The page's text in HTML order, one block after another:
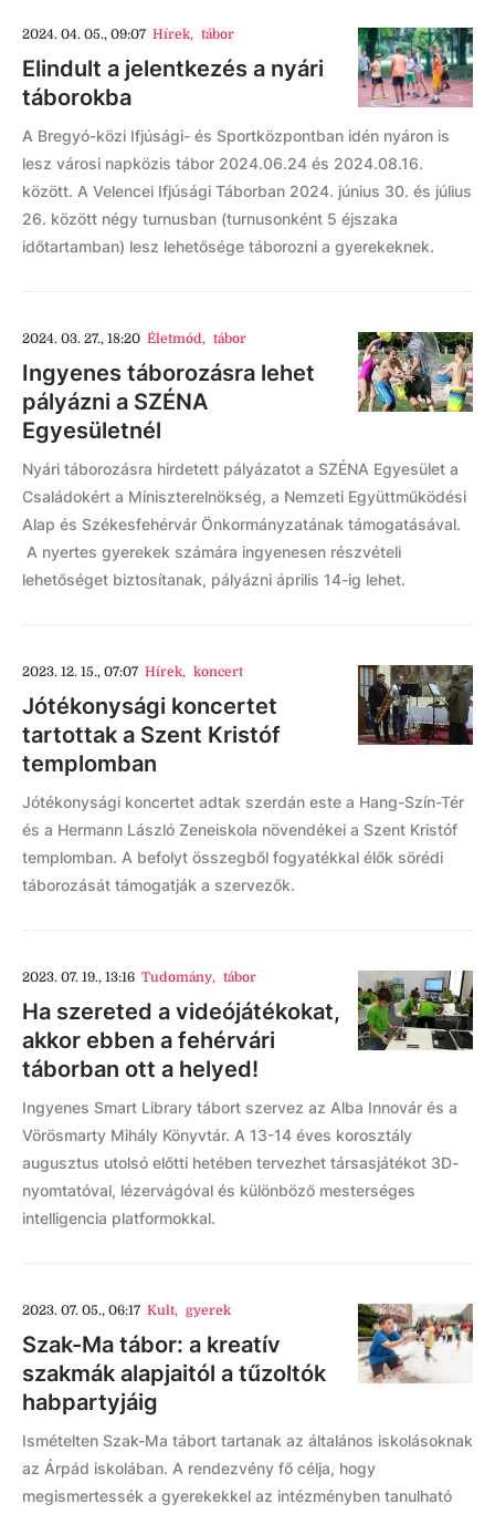
2024. 04. 05., 09:07 Hírek, tábor
Elindult a jelentkezés a nyári
táborokba
A Bregyó-közi Ifjúsági- és Sportközpontban idén nyáron is
lesz városi napközis tábor 2024.06.24 és 2024.08.16.
között. A Velencei Ifjúsági Táborban 2024. június 30. és július
26. között négy turnusban (turnusonként 5 éjszaka
időtartamban) lesz lehetősége táborozni a gyerekeknek.
2024. 03. 27., 18:20 Életmód, tábor
Ingyenes táborozásra lehet
pályázni a SZÉNA
Egyesületnél
Nyári táborozásra hirdetett pályázatot a SZÉNA Egyesület a
Családokért a Miniszterelnökség, a Nemzeti Együttműködési
Alap és Székesfehérvár Önkormányzatának támogatásával.
A nyertes gyerekek számára ingyenesen részvételi
lehetőséget biztosítanak, pályázni április 14-ig lehet.
2023. 12. 15., 07:07 Hírek, koncert
Jótékonysági koncertet
tartottak a Szent Kristóf
templomban
Jótékonysági koncertet adtak szerdán este a Hang-Szín-Tér
és a Hermann László Zeneiskola növendékei a Szent Kristóf
templomban. A befolyt összegből fogyatékkal élők sörédi
táborozását támogatják a szervezők.
2023. 07. 19., 13:16 Tudomány, tábor
Ha szereted a videójátékokat,
akkor ebben a fehérvári
táborban ott a helyed!
Ingyenes Smart Library tábort szervez az Alba Innovár és a
Vörösmarty Mihály Könyvtár. A 13-14 éves korosztály
augusztus utolsó előtti hetében tervezhet társasjátékot 3D-
nyomtatóval, lézervágóval és különböző mesterséges
intelligencia platformokkal.
2023. 07. 05., 06:17 Kult, gyerek
Szak-Ma tábor: a kreatív
szakmák alapjaitól a tűzoltók
habpartyjáig
Ismételten Szak-Ma tábort tartanak az általános iskolásoknak
az Árpád iskolában. A rendezvény fő célja, hogy
megismertessék a gyerekekkel az intézményben tanulható